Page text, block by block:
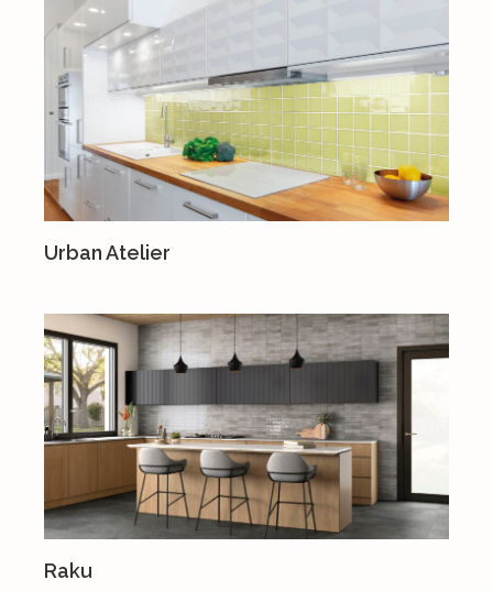
Urban Atelier
Raku